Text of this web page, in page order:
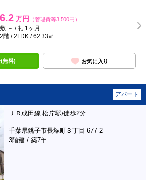
6.2 万円 （管理費等3,500円）
敷 － / 礼 1ヶ月
2階 / 2LDK / 62.33㎡
無料) お気に入り
アパート
ＪＲ成田線 松岸駅/徒歩2分
千葉県銚子市長塚町３丁目 677-2
3階建 / 築7年